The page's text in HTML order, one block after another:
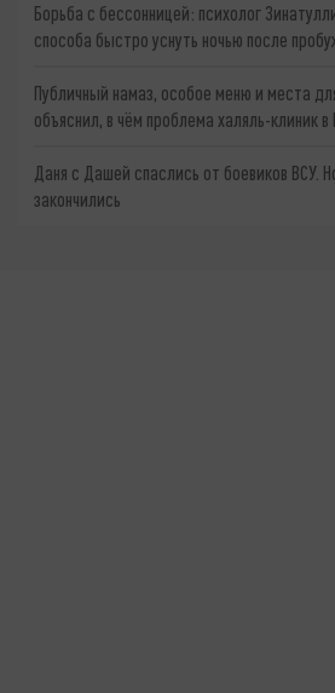
Борьба с бессонницей: психолог
способа быстро уснуть ночью после
Публичный намаз, особое меню и места
объяснил, в чём проблема халяль-клиник в
Даня с Дашей спаслись от боевиков ВСУ.
закончились